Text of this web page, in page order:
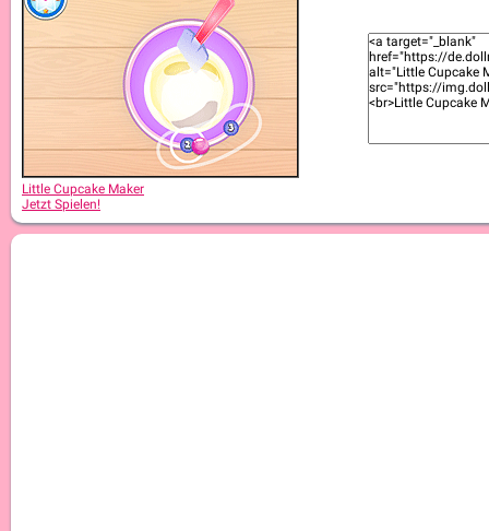
Little Cupcake Maker
Jetzt Spielen!